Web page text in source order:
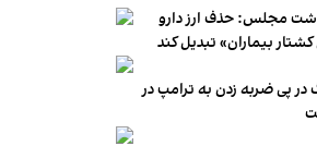
مجلس: حذف ارز دارو
در پی ضربه زدن به ترامپ در